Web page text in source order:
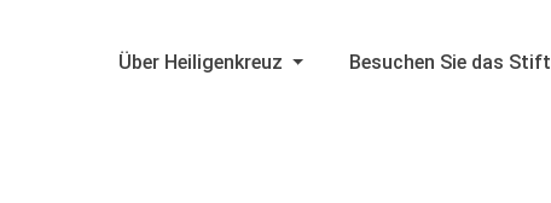
Über Heiligenkreuz Besuchen Sie das Stift